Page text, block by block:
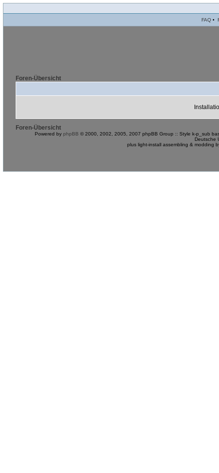
FAQ •
Foren-Übersicht
Foren-Übersicht
Powered by phpBB © 2000, 2002, 2005, 2007 phpBB Group :: Style k-p_sub
Deutsche
plus light-install assembling & modding